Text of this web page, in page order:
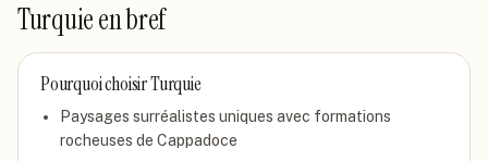
Turquieen bref
Pourquoi choisirTurquie
Paysages surréalistes uniques avec formations
rocheuses de Cappadoce